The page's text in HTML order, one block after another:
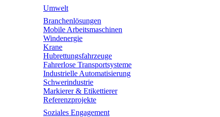
Umwelt
Branchenlösungen
Mobile Arbeitsmaschinen
Windenergie
Krane
Hubrettungsfahrzeuge
Fahrerlose Transportsysteme
Industrielle Automatisierung
Schwerindustrie
Markierer & Etikettierer
Referenzprojekte
Soziales Engagement